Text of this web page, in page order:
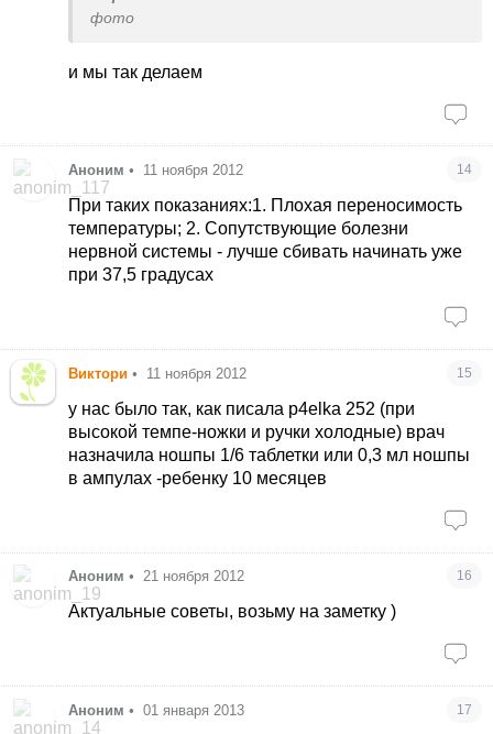
фото
и мы так делаем
Аноним • 11 ноября 2012 14
При таких показаниях:1. Плохая переносимость
температуры; 2. Сопутствующие болезни
нервной системы - лучше сбивать начинать уже
при 37,5 градусах
Виктори • 11 ноября 2012 15
у нас было так, как писала p4elka 252 (при
высокой темпе-ножки и ручки холодные) врач
назначила ношпы 1/6 таблетки или 0,3 мл ношпы
в ампулах -ребенку 10 месяцев
Аноним • 21 ноября 2012 16
Актуальные советы, возьму на заметку )
Аноним • 01 января 2013 17